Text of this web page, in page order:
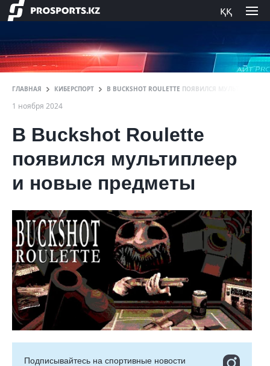
ққ
ГЛАВНАЯ КИБЕРСПОРТ В BUCKSHOT ROULETTE ПОЯВИЛСЯ
1 ноября 2024
В Buckshot Roulette
появился мультиплеер
и новые предметы
Подписывайтесь на cпортивные новости